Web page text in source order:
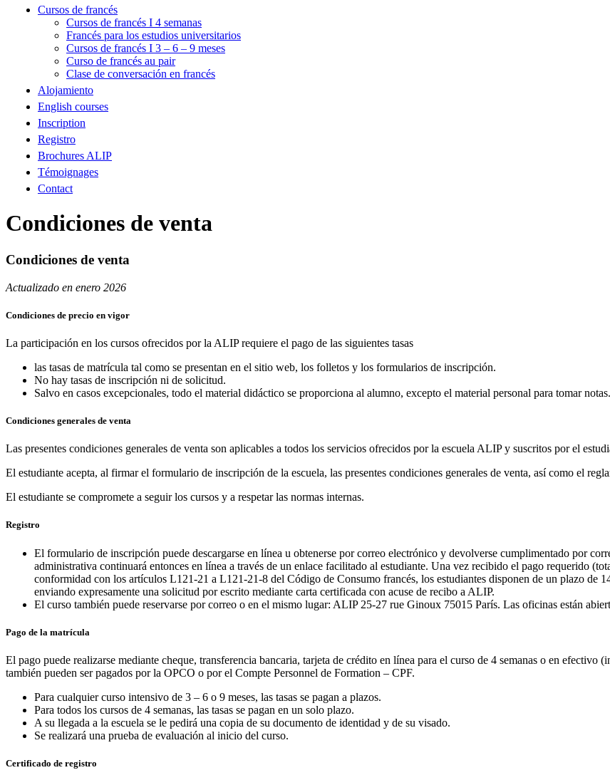
Cursos de francés
Cursos de francés I 4 semanas
Francés para los estudios universitarios
Cursos de francés I 3 – 6 – 9 meses
Curso de francés au pair
Clase de conversación en francés
Alojamiento
English courses
Inscription
Registro
Brochures ALIP
Témoignages
Contact
Condiciones de venta
Condiciones de venta
Actualizado en enero 2026
Condiciones de precio en vigor
La participación en los cursos ofrecidos por la ALIP requiere el pago de las siguientes tasas
las tasas de matrícula tal como se presentan en el sitio web, los folletos y los formularios de inscripción.
No hay tasas de inscripción ni de solicitud.
Salvo en casos excepcionales, todo el material didáctico se proporciona al alumno, excepto el material personal para tomar notas.
Condiciones generales de venta
Las presentes condiciones generales de venta son aplicables a todos los servicios ofrecidos por la escuela ALIP y suscritos por el
El estudiante acepta, al firmar el formulario de inscripción de la escuela, las presentes condiciones generales de venta, así como el
El estudiante se compromete a seguir los cursos y a respetar las normas internas.
Registro
El formulario de inscripción puede descargarse en línea u obtenerse por correo electrónico y devolverse cumplimentado por
administrativa continuará entonces en línea a través de un enlace facilitado al estudiante. Una vez recibido el pago requerido
conformidad con los artículos L121-21 a L121-21-8 del Código de Consumo francés, los estudiantes disponen de un plazo de
enviando expresamente una solicitud por escrito mediante carta certificada con acuse de recibo a ALIP.
El curso también puede reservarse por correo o en el mismo lugar: ALIP 25-27 rue Ginoux 75015 París. Las oficinas están
Pago de la matrícula
El pago puede realizarse mediante cheque, transferencia bancaria, tarjeta de crédito en línea para el curso de 4 semanas o en
también pueden ser pagados por la OPCO o por el Compte Personnel de Formation – CPF.
Para cualquier curso intensivo de 3 – 6 o 9 meses, las tasas se pagan a plazos.
Para todos los cursos de 4 semanas, las tasas se pagan en un solo plazo.
A su llegada a la escuela se le pedirá una copia de su documento de identidad y de su visado.
Se realizará una prueba de evaluación al inicio del curso.
Certificado de registro